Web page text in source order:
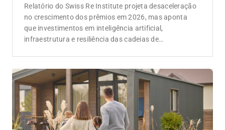
Relatório do Swiss Re Institute projeta desaceleração
no crescimento dos prêmios em 2026, mas aponta
que investimentos em inteligência artificial,
infraestrutura e resiliência das cadeias de